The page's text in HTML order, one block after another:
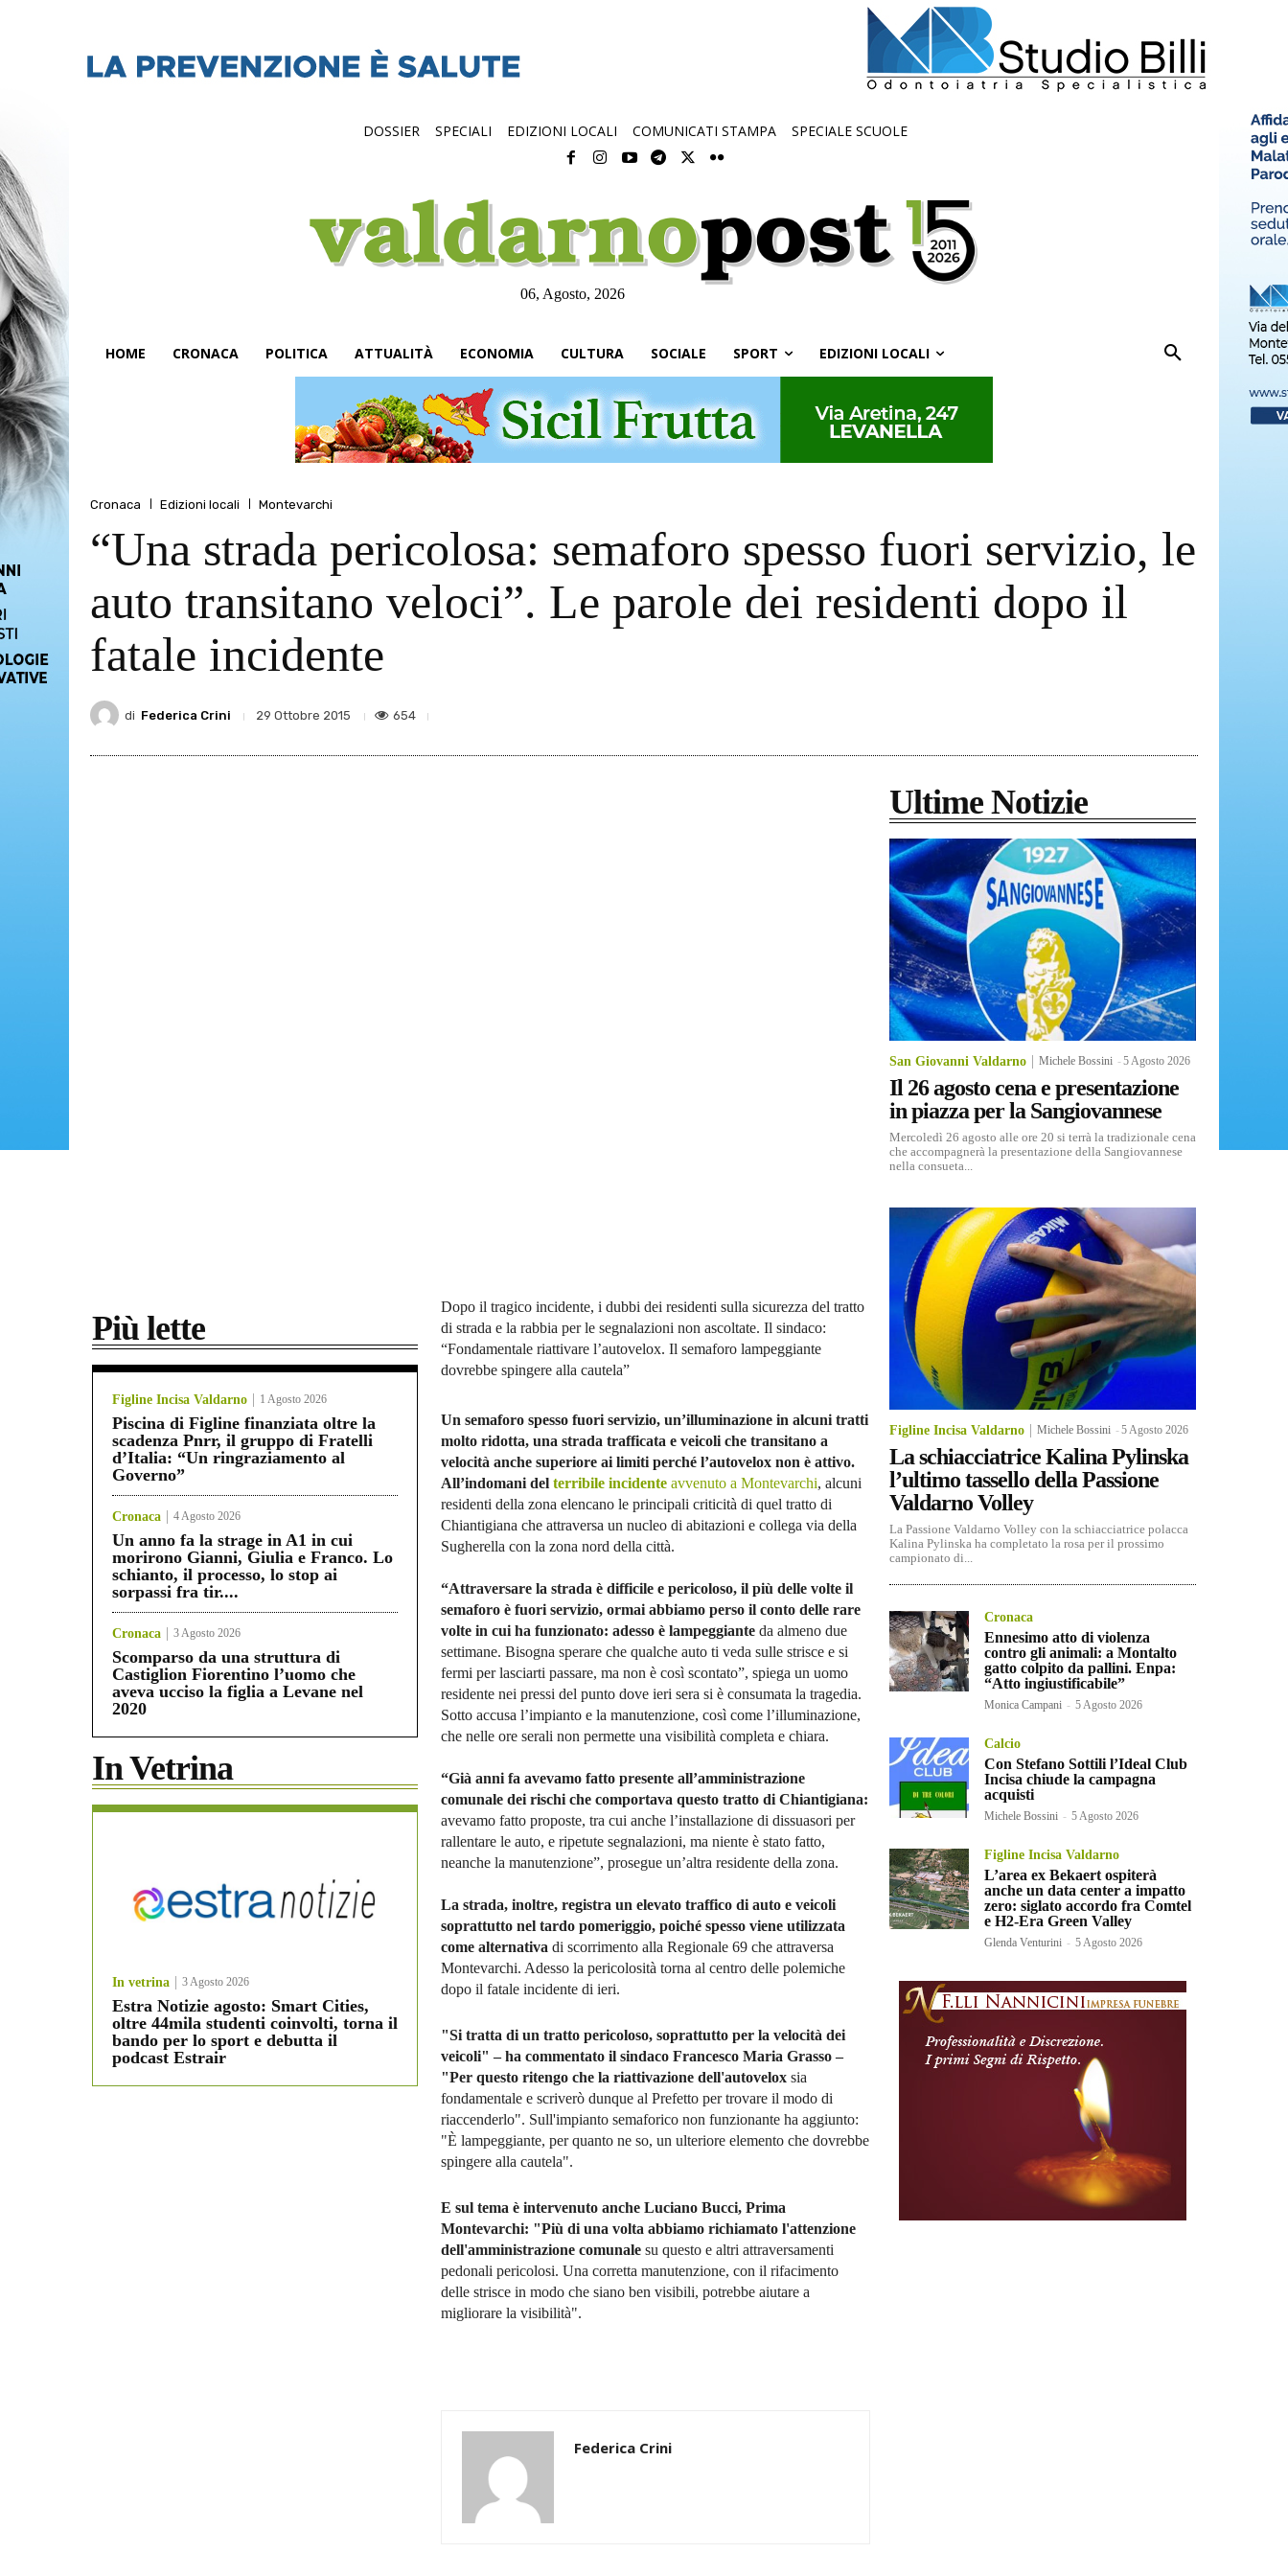
DOSSIER SPECIALI EDIZIONI LOCALI COMUNICATI STAMPA SPECIALE SCUOLE
06, Agosto, 2026
HOME CRONACA POLITICA ATTUALITÀ ECONOMIA CULTURA SOCIALE SPORT EDIZIONI LOCALI
Cronaca Edizioni locali Montevarchi
“Una strada pericolosa: semaforo spesso fuori servizio, le
auto transitano veloci”. Le parole dei residenti dopo il
fatale incidente
di Federica Crini 29 Ottobre 2015 654
Più lette
Figline Incisa Valdarno 1 Agosto 2026
Piscina di Figline finanziata oltre la
scadenza Pnrr, il gruppo di Fratelli
d’Italia: “Un ringraziamento al
Governo”
Cronaca 4 Agosto 2026
Un anno fa la strage in A1 in cui
morirono Gianni, Giulia e Franco. Lo
schianto, il processo, lo stop ai
sorpassi fra tir....
Cronaca 3 Agosto 2026
Scomparso da una struttura di
Castiglion Fiorentino l’uomo che
aveva ucciso la figlia a Levane nel
2020
In Vetrina
In vetrina 3 Agosto 2026
Estra Notizie agosto: Smart Cities,
oltre 44mila studenti coinvolti, torna il
bando per lo sport e debutta il
podcast Estrair
Dopo il tragico incidente, i dubbi dei residenti sulla sicurezza del tratto
di strada e la rabbia per le segnalazioni non ascoltate. Il sindaco:
“Fondamentale riattivare l’autovelox. Il semaforo lampeggiante
dovrebbe spingere alla cautela”
Un semaforo spesso fuori servizio, un’illuminazione in alcuni tratti
molto ridotta, una strada trafficata e veicoli che transitano a
velocità anche superiore ai limiti perché l’autovelox non è attivo.
All’indomani del terribile incidente avvenuto a Montevarchi, alcuni
residenti della zona elencano le principali criticità di quel tratto di
Chiantigiana che attraversa un nucleo di abitazioni e collega via della
Sugherella con la zona nord della città.
“Attraversare la strada è difficile e pericoloso, il più delle volte il
semaforo è fuori servizio, ormai abbiamo perso il conto delle rare
volte in cui ha funzionato: adesso è lampeggiante da almeno due
settimane. Bisogna sperare che qualche auto ti veda sulle strisce e si
fermi per lasciarti passare, ma non è così scontato”, spiega un uomo
residente nei pressi del punto dove ieri sera si è consumata la tragedia.
Sotto accusa l’impianto e la manutenzione, così come l’illuminazione,
che nelle ore serali non permette una visibilità completa e chiara.
“Già anni fa avevamo fatto presente all’amministrazione
comunale dei rischi che comportava questo tratto di Chiantigiana:
avevamo fatto proposte, tra cui anche l’installazione di dissuasori per
rallentare le auto, e ripetute segnalazioni, ma niente è stato fatto,
neanche la manutenzione”, prosegue un’altra residente della zona.
La strada, inoltre, registra un elevato traffico di auto e veicoli
soprattutto nel tardo pomeriggio, poiché spesso viene utilizzata
come alternativa di scorrimento alla Regionale 69 che attraversa
Montevarchi. Adesso la pericolosità torna al centro delle polemiche
dopo il fatale incidente di ieri.
"Si tratta di un tratto pericoloso, soprattutto per la velocità dei
veicoli" – ha commentato il sindaco Francesco Maria Grasso –
"Per questo ritengo che la riattivazione dell'autovelox sia
fondamentale e scriverò dunque al Prefetto per trovare il modo di
riaccenderlo". Sull'impianto semaforico non funzionante ha aggiunto:
"È lampeggiante, per quanto ne so, un ulteriore elemento che dovrebbe
spingere alla cautela".
E sul tema è intervenuto anche Luciano Bucci, Prima
Montevarchi: "Più di una volta abbiamo richiamato l'attenzione
dell'amministrazione comunale su questo e altri attraversamenti
pedonali pericolosi. Una corretta manutenzione, con il rifacimento
delle strisce in modo che siano ben visibili, potrebbe aiutare a
migliorare la visibilità".
Federica Crini
Ultime Notizie
San Giovanni Valdarno Michele Bossini -5 Agosto 2026
Il 26 agosto cena e presentazione
in piazza per la Sangiovannese
Mercoledì 26 agosto alle ore 20 si terrà la tradizionale cena
che accompagnerà la presentazione della Sangiovannese
nella consueta...
Figline Incisa Valdarno Michele Bossini -5 Agosto 2026
La schiacciatrice Kalina Pylinska
l’ultimo tassello della Passione
Valdarno Volley
La Passione Valdarno Volley con la schiacciatrice polacca
Kalina Pylinska ha completato la rosa per il prossimo
campionato di...
Cronaca
Ennesimo atto di violenza
contro gli animali: a Montalto
gatto colpito da pallini. Enpa:
“Atto ingiustificabile”
Monica Campani - 5 Agosto 2026
Calcio
Con Stefano Sottili l’Ideal Club
Incisa chiude la campagna
acquisti
Michele Bossini - 5 Agosto 2026
Figline Incisa Valdarno
L’area ex Bekaert ospiterà
anche un data center a impatto
zero: siglato accordo fra Comtel
e H2-Era Green Valley
Glenda Venturini - 5 Agosto 2026